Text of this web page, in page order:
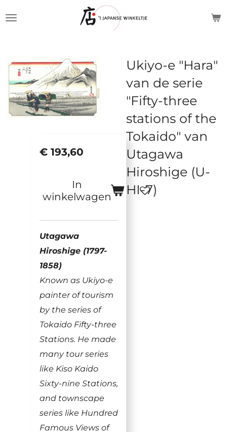
hoofdinhoud
Ukiyo-e "Hara"
van de serie
"Fifty-three
stations of the
Tokaido" van
Utagawa
Hiroshige (U-
HI-7)
€ 193,60
In
winkelwagen
Utagawa
Hiroshige (1797-
1858)
Known as Ukiyo-e
painter of tourism
by the series of
Tokaido Fifty-three
Stations. He made
many tour series
like Kiso Kaido
Sixty-nine Stations,
and townscape
series like Hundred
Famous Views of